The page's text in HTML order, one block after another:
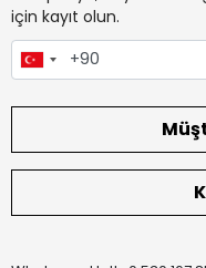
için kayıt olun.